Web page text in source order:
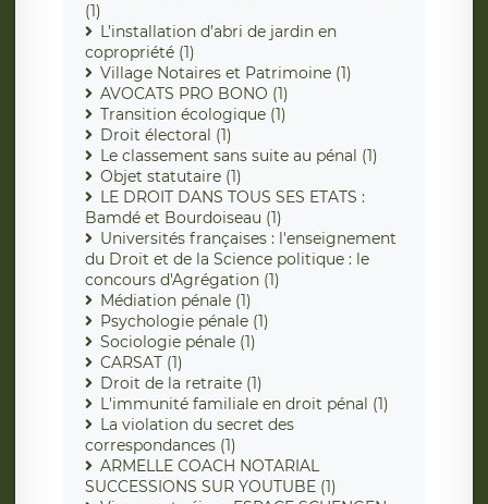
(1)
L’installation d’abri de jardin en
copropriété (1)
Village Notaires et Patrimoine (1)
AVOCATS PRO BONO (1)
Transition écologique (1)
Droit électoral (1)
Le classement sans suite au pénal (1)
Objet statutaire (1)
LE DROIT DANS TOUS SES ETATS :
Bamdé et Bourdoiseau (1)
Universités françaises : l'enseignement
du Droit et de la Science politique : le
concours d'Agrégation (1)
Médiation pénale (1)
Psychologie pénale (1)
Sociologie pénale (1)
CARSAT (1)
Droit de la retraite (1)
L'immunité familiale en droit pénal (1)
La violation du secret des
correspondances (1)
ARMELLE COACH NOTARIAL
SUCCESSIONS SUR YOUTUBE (1)